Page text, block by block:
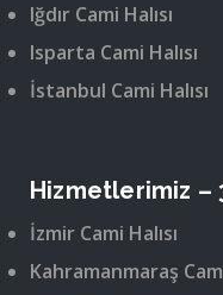
Iğdır Cami Halısı
Isparta Cami Halısı
İstanbul Cami Halısı
Hizmetlerimiz –
İzmir Cami Halısı
Kahramanmaraş Cami